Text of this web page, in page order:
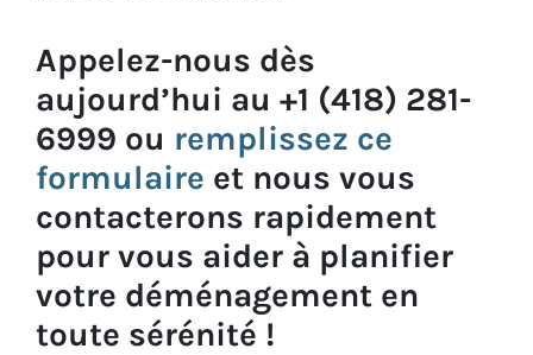
Appelez-nous dès
aujourd’hui au +1 (418) 281-
6999 ou remplissez ce
formulaire et nous vous
contacterons rapidement
pour vous aider à planifier
votre déménagement en
toute sérénité !